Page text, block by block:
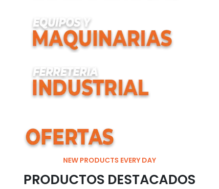
NEW PRODUCTS EVERY DAY
PRODUCTOS DESTACADOS